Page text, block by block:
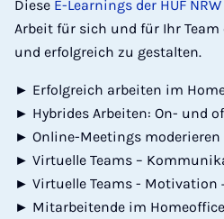
Diese E-Learnings der HÜF NRW
Arbeit für sich und für Ihr
und erfolgreich zu gestalten.
► Erfolgreich arbeiten im
► Hybrides Arbeiten: On- und
► Online-Meetings moderieren
► Virtuelle Teams –
► Virtuelle Teams - Motivation
► Mitarbeitende im